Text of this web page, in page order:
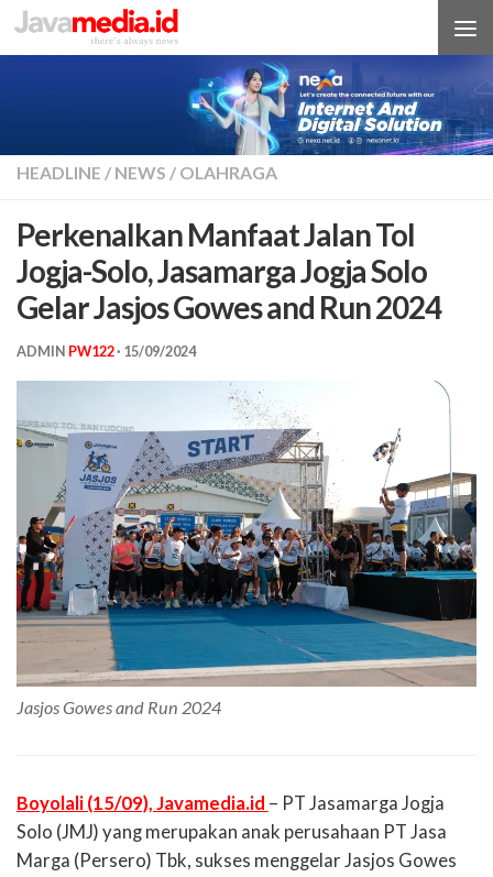
Skip to content
HEADLINE / NEWS / OLAHRAGA
Perkenalkan Manfaat Jalan Tol
Jogja-Solo, Jasamarga Jogja Solo
Gelar Jasjos Gowes and Run 2024
ADMIN PW122· 15/09/2024
Jasjos Gowes and Run 2024
Boyolali (15/09), Javamedia.id – PT Jasamarga Jogja
Solo (JMJ) yang merupakan anak perusahaan PT Jasa
Marga (Persero) Tbk, sukses menggelar Jasjos Gowes